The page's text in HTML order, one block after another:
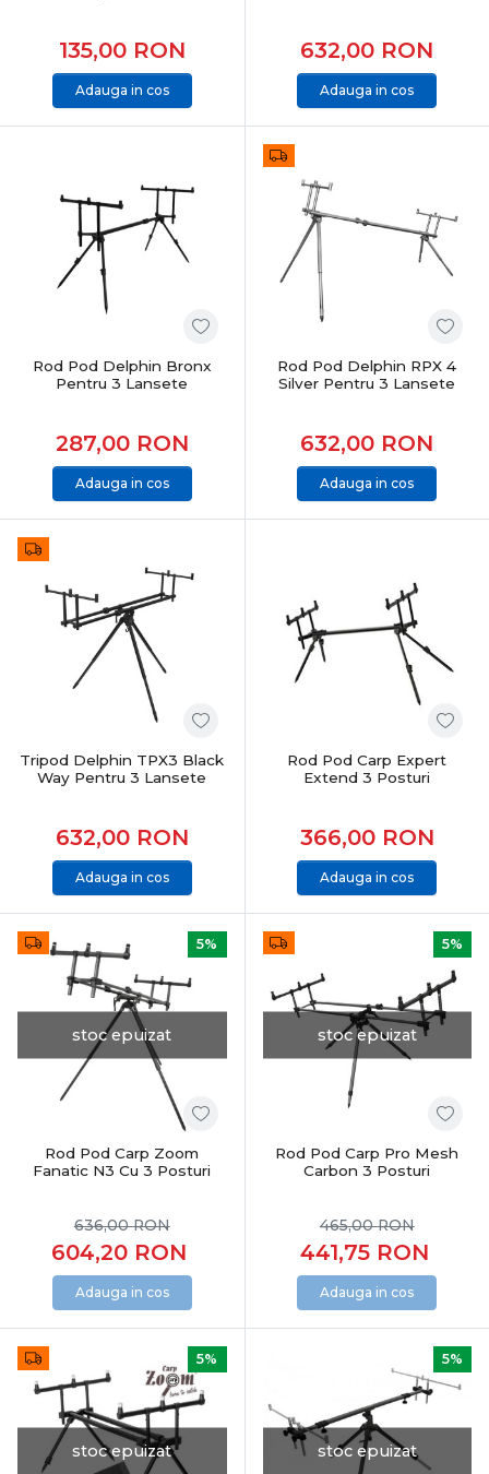
135,00 RON
Adauga in cos
632,00 RON
Adauga in cos
Rod Pod Delphin Bronx
Pentru 3 Lansete
287,00 RON
Adauga in cos
Rod Pod Delphin RPX 4
Silver Pentru 3 Lansete
632,00 RON
Adauga in cos
Tripod Delphin TPX3 Black
Way Pentru 3 Lansete
632,00 RON
Adauga in cos
Rod Pod Carp Expert
Extend 3 Posturi
366,00 RON
Adauga in cos
stoc epuizat
5%
Rod Pod Carp Zoom
Fanatic N3 Cu 3 Posturi
604,20 RON
636,00RON
Adauga in cos
stoc epuizat
5%
Rod Pod Carp Pro Mesh
Carbon 3 Posturi
441,75 RON
465,00RON
Adauga in cos
stoc epuizat
5%
stoc epuizat
5%